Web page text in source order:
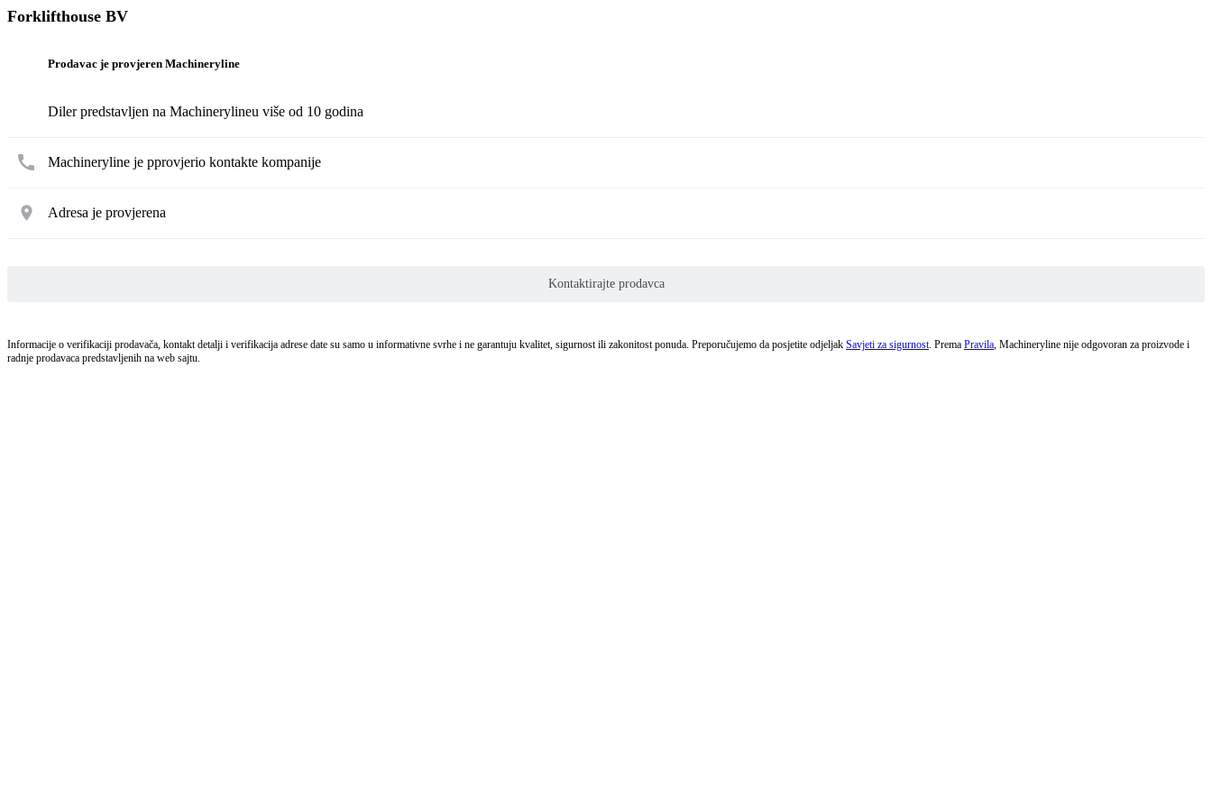
Forklifthouse BV
Prodavac je provjeren Machineryline
Diler predstavljen na Machinerylineu više od 10 godina
Machineryline je pprovjerio kontakte kompanije
Adresa je provjerena
Kontaktirajte prodavca
Informacije o verifikaciji prodavača, kontakt detalji i verifikacija adrese date su samo u informativne svrhe i ne garantuju kvalitet, sigurnost ili zakonitost ponuda. Preporučujemo da posjetite odjeljak Savjeti za sigurnost. Prema Pravila, Machineryline nije odgovoran za proizvode i
radnje prodavaca predstavljenih na web sajtu.